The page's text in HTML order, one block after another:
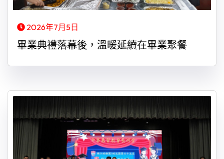
2026年7月5日
畢業典禮落幕後，溫暖延續在畢業聚餐